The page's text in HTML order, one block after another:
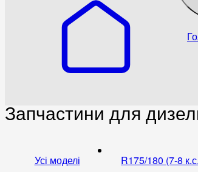
Запчастини для
Усі моделі R175/180 (7-8